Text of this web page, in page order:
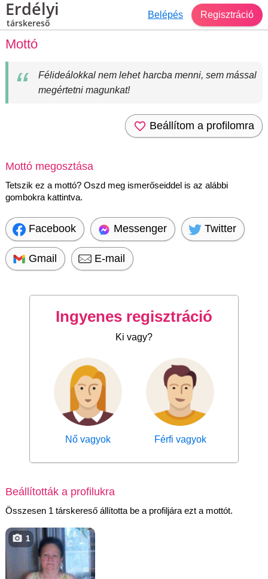
Erdélyi
társkereső
Belépés Regisztráció
Mottó
Félideálokkal nem lehet harcba menni, sem mással
megértetni magunkat!
Beállítom a profilomra
Mottó megosztása
Tetszik ez a mottó? Oszd meg ismerőseiddel is az alábbi
gombokra kattintva.
Facebook Messenger Twitter
Gmail E-mail
Ingyenes regisztráció
Ki vagy?
Nő vagyok Férfi vagyok
Beállították a profilukra
Összesen 1 társkereső állította be a profiljára ezt a mottót.
1